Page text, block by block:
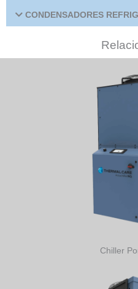
CONDENSADORES
Chiller